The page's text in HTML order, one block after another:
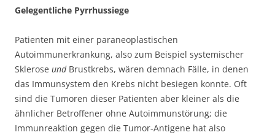
Gelegentliche Pyrrhussiege
Patienten mit einer paraneoplastischen
Autoimmunerkrankung, also zum Beispiel systemischer
Sklerose undBrustkrebs, wären demnach Fälle, in denen
das Immunsystem den Krebs nicht besiegen konnte. Oft
sind die Tumoren dieser Patienten aber kleiner als die
ähnlicher Betroffener ohne Autoimmunstörung; die
Immunreaktion gegen die Tumor-Antigene hat also